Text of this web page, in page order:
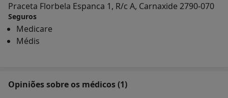
Praceta Florbela Espanca 1, R/c A, Carnaxide 2790-070
Seguros
Medicare
Médis
Opiniões sobre os médicos (1)